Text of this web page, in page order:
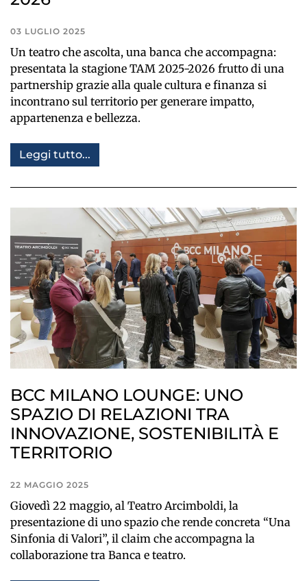
03 LUGLIO 2025
Un teatro che ascolta, una banca che accompagna:
presentata la stagione TAM 2025-2026 frutto di una
partnership grazie alla quale cultura e finanza si
incontrano sul territorio per generare impatto,
appartenenza e bellezza.
Leggi tutto...
BCC MILANO LOUNGE: UNO
SPAZIO DI RELAZIONI TRA
INNOVAZIONE, SOSTENIBILITÀ E
TERRITORIO
22 MAGGIO 2025
Giovedì 22 maggio, al Teatro Arcimboldi, la
presentazione di uno spazio che rende concreta “Una
Sinfonia di Valori”, il claim che accompagna la
collaborazione tra Banca e teatro.